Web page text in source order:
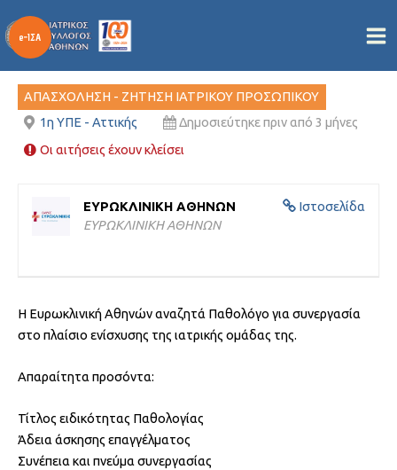
στο
περιεχόμενο
Ιατρός Παθολόγος
/15/05/2026
ΑΠΑΣΧΟΛΗΣΗ - ΖΗΤΗΣΗ ΙΑΤΡΙΚΟΥ ΠΡΟΣΩΠΙΚΟΥ
1η ΥΠΕ - Αττικής
Δημοσιεύτηκε πριν από 3 μήνες
Οι αιτήσεις έχουν κλείσει
Ιστοσελίδα
ΕΥΡΩΚΛΙΝΙΚΗ ΑΘΗΝΩΝ
ΕΥΡΩΚΛΙΝΙΚΗ ΑΘΗΝΩΝ
Η Ευρωκλινική Αθηνών αναζητά Παθολόγο για συνεργασία
στο πλαίσιο ενίσχυσης της ιατρικής ομάδας της.
Απαραίτητα προσόντα:
Τίτλος ειδικότητας Παθολογίας
Άδεια άσκησης επαγγέλματος
Συνέπεια και πνεύμα συνεργασίας